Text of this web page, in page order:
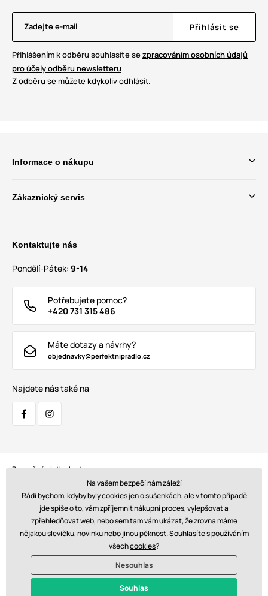
Zadejte e-mail Přihlásit se
Přihlášením k odběru souhlasíte sezpracováním osobních údajů
pro účely odběru newsletteru
Z odběru se můžete kdykoliv odhlásit.
Informace o nákupu
Zákaznický servis
Kontaktujte nás
Pondělí-Pátek: 9-14
Potřebujete pomoc?
+420 731 315 486
Máte dotazy a návrhy?
objednavky@perfektnipradlo.cz
Najdete nás také na
Bezpečná platba kartou:
Doprava:
© 2026 www.perfektnipradlo.cz. Technicky zajišťujeSimplia s.r.o.
Na vašem bezpečí nám záleží
Rádi bychom, kdyby byly cookies jen o sušenkách, ale v tomto případě
jde spíše o to, vám zpříjemnit nákupní proces, vylepšovat a
zpřehledňovat web, nebo sem tam vám ukázat, že zrovna máme
nějakou slevičku, novinku nebo jinou pěknost. Souhlasíte s používáním
všechcookies?
Nesouhlas
Souhlas